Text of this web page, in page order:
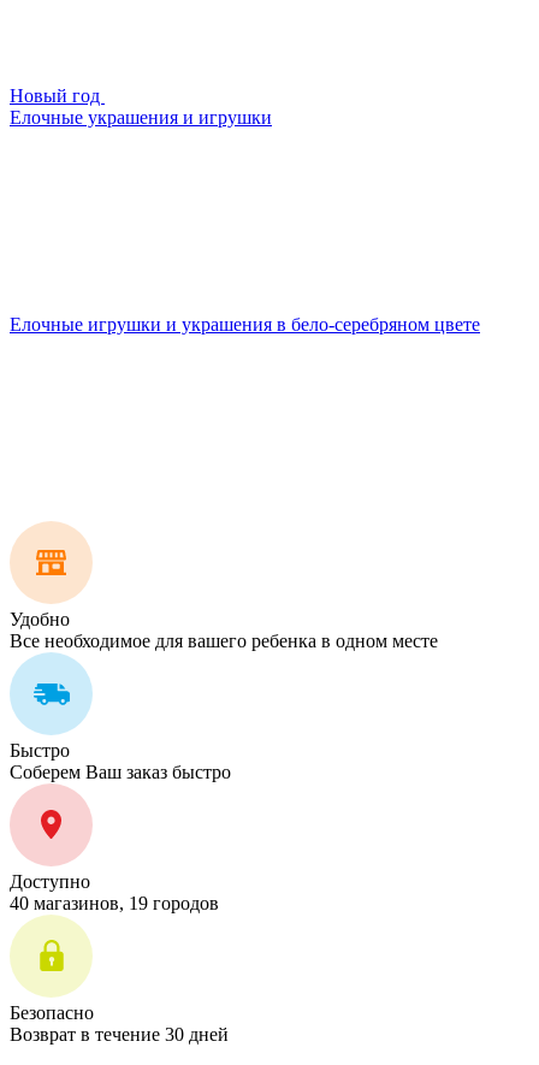
Новый год
Елочные украшения и игрушки
Елочные игрушки и украшения в бело-серебряном цвете
Удобно
Все необходимое для вашего ребенка в одном месте
Быстро
Соберем Ваш заказ быстро
Доступно
40 магазинов, 19 городов
Безопасно
Возврат в течение 30 дней